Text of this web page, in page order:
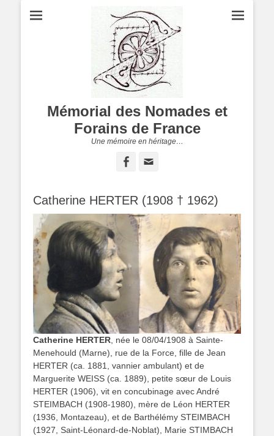
Mémorial des Nomades et
Forains de France
Une mémoire en héritage…
Facebook
Catherine HERTER (1908 † 1962)
Catherine HERTER , née le 08/04/1908 à Sainte-
Menehould (Marne), rue de la Force, fille de Jean
HERTER (ca. 1881, vannier ambulant) et de
Marguerite WEISS (ca. 1889), petite sœur de Louis
HERTER (1906), vit en concubinage avecAndré
STEIMBACH (1908-1980), mère de Léon HERTER
(1936, Montazeau), et de Barthélémy STEIMBACH
(1927, Saint-Léonard-de-Noblat), Marie STIMBACH